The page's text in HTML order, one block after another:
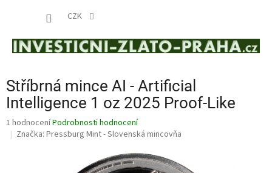
CZK
Stříbrná mince AI - Artificial
Intelligence 1 oz 2025 Proof-Like
Průměrné
hodnocení
1 hodnoceníPodrobnosti hodnocení
Značka: Pressburg Mint - Slovenská mincovňa